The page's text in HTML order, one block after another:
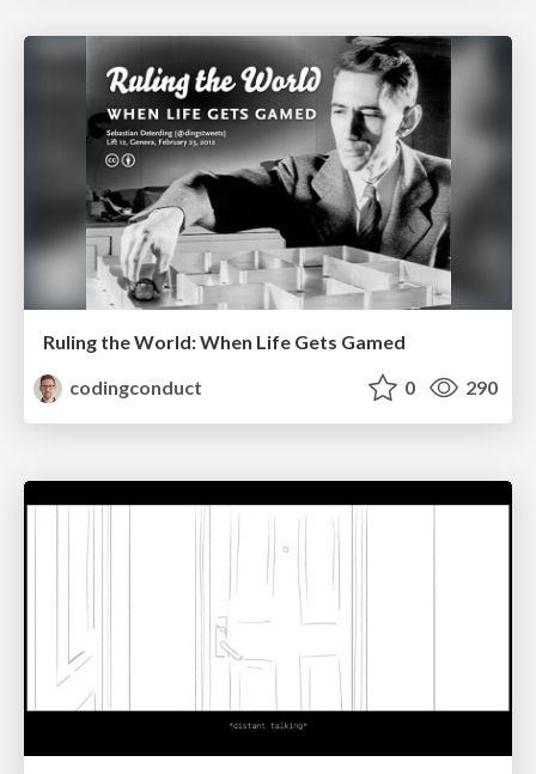
Ruling the World: When Life Gets Gamed
codingconduct
0 290